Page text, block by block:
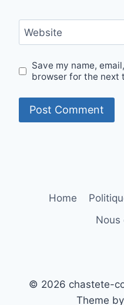
Website
Save my name,
browser for the next
Home
Nous
© 2026 chastete-
Theme by